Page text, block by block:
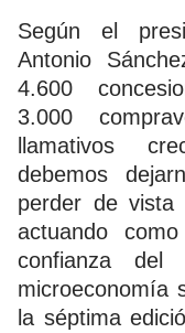
Según el
Antonio
4.600
3.000
llamativos
debemos
perder de
actuando
confianza del
microeconomía
la séptima